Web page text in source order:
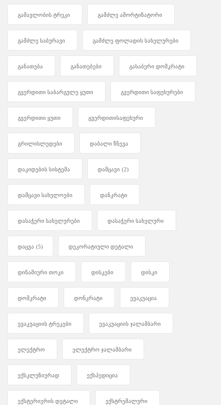
გამავლობის ტრეკი გამძლე ამორტიზატორი
გამძლე საბურავი გამძლე ფოლადის სახელურები
განათება განათებები გასაბერი დომკრატი
გვერდითი საბარგულე ყუთი გვერდითი საფეხურები
გვერდითი ყუთი გვერდითისაფეხური
გრილისლედები დაბალი წნევა
დაკიდების სისტემა დამცავი (2)
დამცავი სახელოები დანკრატი
დასაჭერი სახელურები დასაჭერი სახელური
დაცვა (5) დეკორატიული დეტალი
დინამიური თოკი დისკები დისკი
დომკრატი დონკრატი ევაკუაცია
ევაკუაციის ტრეკები ევაკუაციის ჯალამბარი
ელექტრო ელექტრო ჯალამბარი
ექსკლუზიურად ექსპედიცია
ექსტერიერის დეტალი ექსტრემალური